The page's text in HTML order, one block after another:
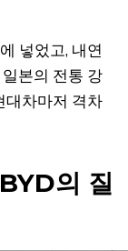
넣었고, 내연
본의 전통 강
대차마저 격차
의 질